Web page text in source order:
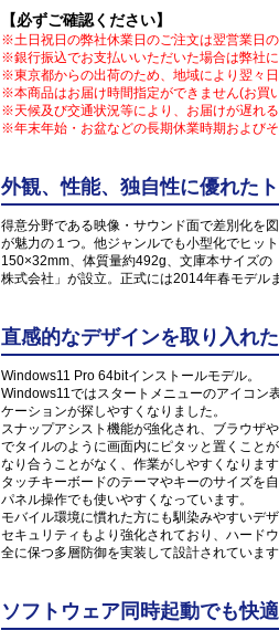
【必ずご確認ください】
※土日祝日の弊社休業日のご注文は翌営業日
※銀行振込でお支払いいただいた場合は弊社
※東京都からの出荷のため、地域により翌々
※本商品はお届け時間指定ができません(お買
※天候及び交通状況等により、お届けが遅れ
※年末年始・お盆などの長期休業時期および
外観、性能、独自性に優れた
得意分野である映像・サウンド面で差別化を
が魅力の１つ。他ジャンルでも小型化でヒッ
150×32mm、体質量約492g、文庫本サイズ
株式会社」が設立。正式には2014年春モデル
直感的なデザインを取り入れ
Windows11 Pro 64bitインストールモデル。
Windows11ではスタートメニューのアイコン
ケーションが探しやすくなりました。
スナップアシスト機能が強化され、ブラウザ
でタイルのように画面内にピタッと置くこと
なり合うことがなく、作業がしやすくなります
タッチキーボードのテーマやキーのサイズを
パネル操作でも使いやすくなっています。
モバイル環境に慣れた方にも馴染みやすいデザ
セキュリティもより強化されており、ハード
全に保つ多層防御を実装して設計されています
ソフトウェア同時起動でも快